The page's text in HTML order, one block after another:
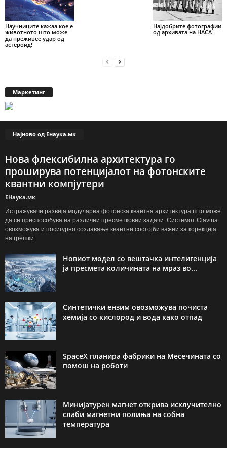
Научниците кажаа кое е
животното што може
да преживее удар од
астероид!
Најдобрите фотографии
од архивата на НАСА
Маркетинг
Најново од Енаука.мк
Нова флексибилна архитектура го
проширува потенцијалот на фотонските
квантни компјутери
ЕНаука.мк
Истражувачи развија модуларна фотонска квантна архитектура што може
да се приспособува на различни пресметковни задачи. Системот Clavina
овозможува и посигурно создавање квантни состојби важни за корекција
на грешки.
Новиот модел со вештачка интелигенција
ја пресмета количината на мраз во...
Синтетички ензим овозможува почиста
хемија со кислород и вода како отпад
SpaceX планира фабрики на Месечината со
помош на роботи
Минијатурен магнет открива исклучително
слаби магнетни полиња на собна
температура